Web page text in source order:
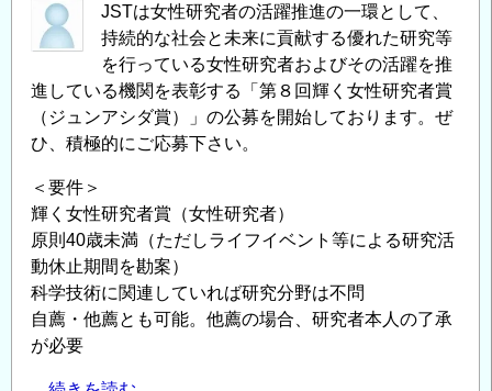
JSTは女性研究者の活躍推進の一環として、
持続的な社会と未来に貢献する優れた研究等
を行っている女性研究者およびその活躍を推
進している機関を表彰する「第８回輝く女性研究者賞
（ジュンアシダ賞）」の公募を開始しております。ぜ
ひ、積極的にご応募下さい。
＜要件＞
輝く女性研究者賞（女性研究者）
原則40歳未満（ただしライフイベント等による研究活
動休止期間を勘案）
科学技術に関連していれば研究分野は不問
自薦・他薦とも可能。他薦の場合、研究者本人の了承
が必要